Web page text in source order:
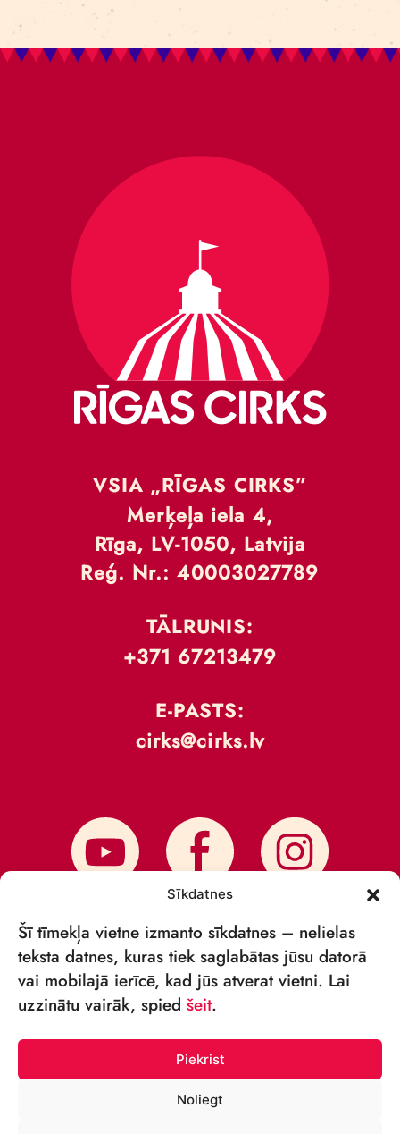
Sīkdatnes
Šī tīmekļa vietne izmanto sīkdatnes – nelielas
teksta datnes, kuras tiek saglabātas jūsu datorā
vai mobilajā ierīcē, kad jūs atverat vietni. Lai
uzzinātu vairāk, spied šeit.
Piekrist
Noliegt
VSIA „RĪGAS CIRKS”
Merķeļa iela 4,
Rīga, LV-1050, Latvija
Reģ. Nr.: 40003027789
TĀLRUNIS:
+371 67213479
E-PASTS:
cirks@cirks.lv
PIESAKIES JAUNUMIEM